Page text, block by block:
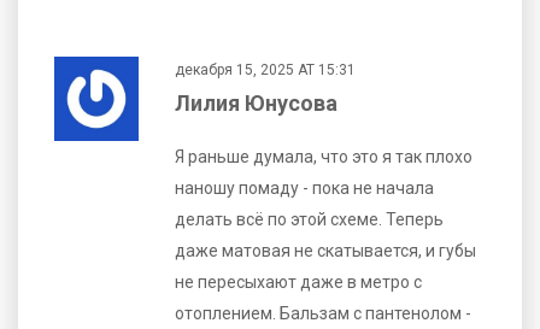
декабря 15, 2025 AT 15:31
Лилия Юнусова
Я раньше думала, что это я так плохо
наношу помаду - пока не начала
делать всё по этой схеме. Теперь
даже матовая не скатывается, и губы
не пересыхают даже в метро с
отоплением. Бальзам с пантенолом -